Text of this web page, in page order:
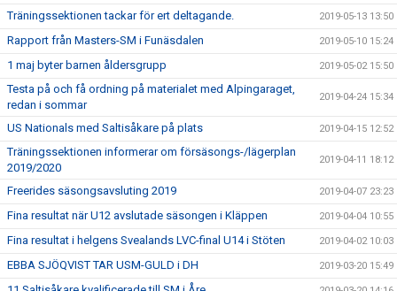
Träningssektionen tackar för ert deltagande. 2019-05-13 13:50
Rapport från Masters-SM i Funäsdalen 2019-05-10 15:24
1 maj byter barnen åldersgrupp 2019-05-02 15:50
Testa på och få ordning på materialet med Alpingaraget,
redan i sommar
2019-04-24 15:34
US Nationals med Saltisåkare på plats 2019-04-15 12:52
Träningssektionen informerar om försäsongs-/lägerplan
2019/2020
2019-04-11 18:12
Freerides säsongsavsluting 2019 2019-04-07 23:23
Fina resultat när U12 avslutade säsongen i Kläppen 2019-04-04 10:55
Fina resultat i helgens Svealands LVC-final U14 i Stöten 2019-04-02 10:03
EBBA SJÖQVIST TAR USM-GULD i DH 2019-03-20 15:49